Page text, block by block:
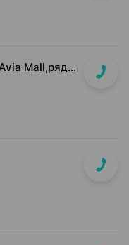
ул. Братская, д. 18, пом. 99 (ТРЦ Avia Mall,рядом с гипермаркетом Green)